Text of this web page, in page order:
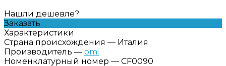
Нашли дешевле?
Заказать
Характеристики
Страна происхождения — Италия
Производитель — omi
Номенклатурный номер — CF0090